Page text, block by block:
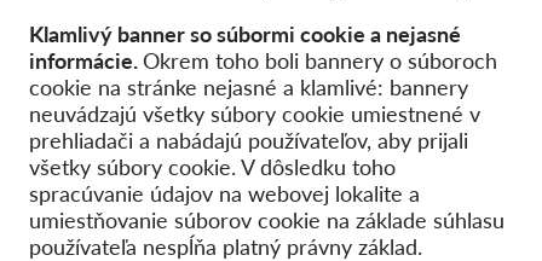
Klamlivý banner so súbormi cookie a nejasné
informácie.Okrem toho boli bannery o súboroch
cookie na stránke nejasné a klamlivé: bannery
neuvádzajú všetky súbory cookie umiestnené v
prehliadači a nabádajú používateľov, aby prijali
všetky súbory cookie. V dôsledku toho
spracúvanie údajov na webovej lokalite a
umiestňovanie súborov cookie na základe súhlasu
používateľa nespĺňa platný právny základ.